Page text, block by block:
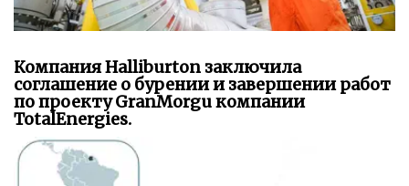
Компания Halliburton заключила
соглашение о бурении и завершении работ
по проекту GranMorgu компании
TotalEnergies.